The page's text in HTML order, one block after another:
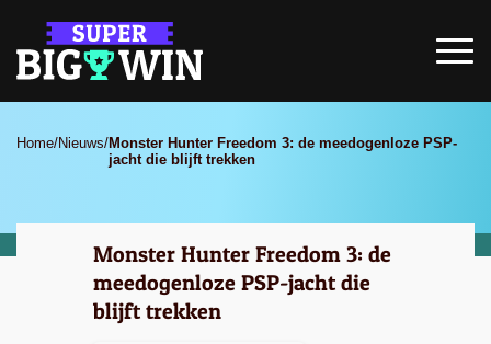
Home/Nieuws/Monster Hunter Freedom 3: de meedogenloze PSP-
jacht die blijft trekken
Monster Hunter Freedom 3: de
meedogenloze PSP-jacht die
blijft trekken